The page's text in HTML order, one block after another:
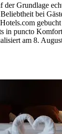
der Grundlage
bei
in puncto
am 8.